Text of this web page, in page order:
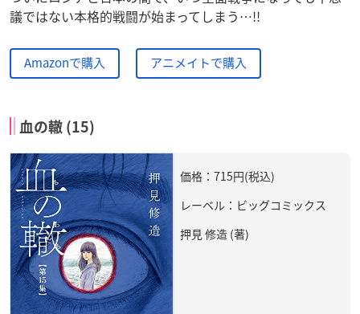
議ではない本格的戦闘が始まってしまう…!!
Amazonで購入 アニメイトで購入
血の轍 (15)
価格：715円(税込)
レーベル：ビッグコミックス
押見 修造 (著)